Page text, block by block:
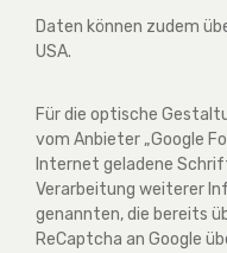
Daten können zudem
USA.
Für die optische
vom Anbieter „Google
Internet geladene
Verarbeitung weiterer
genannten, die bereits
ReCaptcha an Google